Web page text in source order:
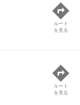
ルート
を見る
ルート
を見る